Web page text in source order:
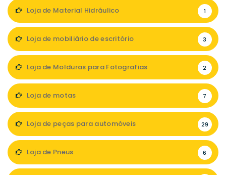
Loja de Material Hidráulico 1
Loja de mobiliário de escritório 3
Loja de Molduras para Fotografias 2
Loja de motas 7
Loja de peças para automóveis 29
Loja de Pneus 6